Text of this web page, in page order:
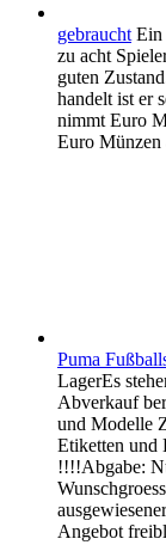
gebraucht Ein
zu acht
guten
handelt ist er
nimmt Euro
Euro Münzen
Puma
LagerEs
Abverkauf
und Modelle
Etiketten und
!!!!Abgabe:
Angebot